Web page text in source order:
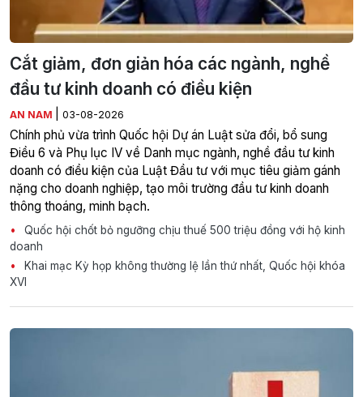
Cắt giảm, đơn giản hóa các ngành, nghề
đầu tư kinh doanh có điều kiện
AN NAM 03-08-2026
Chính phủ vừa trình Quốc hội Dự án Luật sửa đổi, bổ sung
Điều 6 và Phụ lục IV về Danh mục ngành, nghề đầu tư kinh
doanh có điều kiện của Luật Đầu tư với mục tiêu giảm gánh
nặng cho doanh nghiệp, tạo môi trường đầu tư kinh doanh
thông thoáng, minh bạch.
Quốc hội chốt bỏ ngưỡng chịu thuế 500 triệu đồng với hộ kinh
doanh
Khai mạc Kỳ họp không thường lệ lần thứ nhất, Quốc hội khóa
XVI